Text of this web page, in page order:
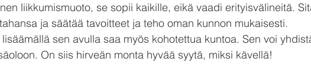
liikkumismuoto, se sopii kaikille, eikä vaadi erityisvälineitä.
ja säätää tavoitteet ja teho oman kunnon mukaisesti.
lisäämällä sen avulla saa myös kohotettua kuntoa. Sen voi
On siis hirveän monta hyvää syytä, miksi kävellä!